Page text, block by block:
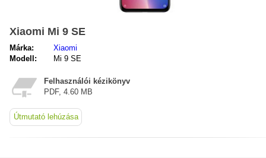
Xiaomi Mi 9 SE
Márka:
Xiaomi
Modell:
Mi 9 SE
Felhasználói kézikönyv
PDF, 4.60 MB
Útmutató lehúzása